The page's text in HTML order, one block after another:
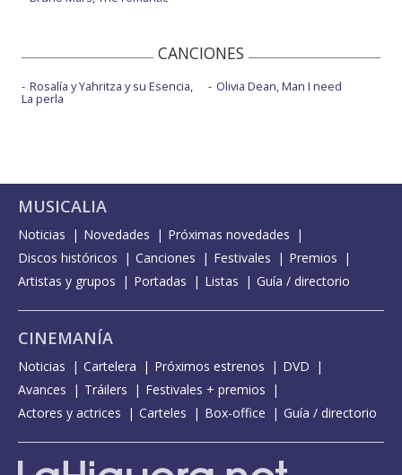
CANCIONES
Rosalía y Yahritza y su Esencia,
La perla
Olivia Dean, Man I need
MUSICALIA
Noticias Novedades
Próximas novedades
Discos históricos
Canciones Festivales
Premios
Artistas y grupos
Portadas Listas Guía / directorio
CINEMANÍA
Noticias Cartelera Próximos estrenos
DVD
Avances
Tráilers
Festivales + premios
Actores y actrices
Carteles Box-office Guía / directorio